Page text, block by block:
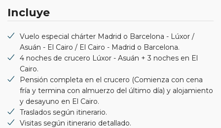
Incluye
Vuelo especial chárter Madrid o Barcelona - Lúxor /
Asuán - El Cairo / El Cairo - Madrid o Barcelona.
4 noches de crucero Lúxor - Asuán + 3 noches en El
Cairo.
Pensión completa en el crucero (Comienza con cena
fría y termina con almuerzo del último día) y alojamiento
y desayuno en El Cairo.
Traslados según itinerario.
Visitas según itinerario detallado.